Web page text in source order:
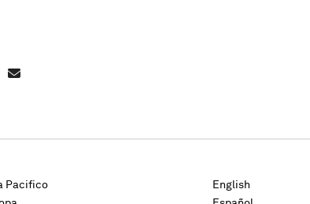
Pacifico
English